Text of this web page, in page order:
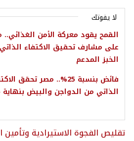
لا يفوتك
القمح يقود معركة الأمن
على مشارف تحقيق الاكتفاء
الخبز المدعم
فائض بنسبة 25%.. مصر تحقق
الذاتي من الدواجن والبيض بنهاية 2025
تقليص الفجوة الاستيرادية وتأمين